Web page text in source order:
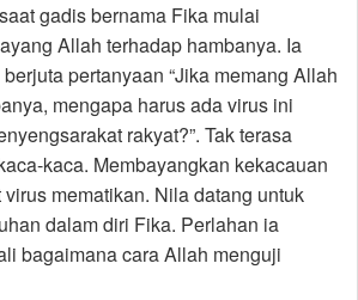
gadis bernama Fika mulai
Allah terhadap hambanya. Ia
pertanyaan “Jika memang Allah
mengapa harus ada virus ini
rakyat?”. Tak terasa
kaca. Membayangkan kekacauan
mematikan. Nila datang untuk
dalam diri Fika. Perlahan ia
bagaimana cara Allah menguji